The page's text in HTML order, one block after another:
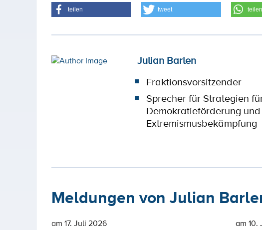
teilen tweet teilen
Julian Barlen
Fraktionsvorsitzender
Sprecher für Strategien
Demokratieförderung und
Extremismusbekämpfung
Meldungen von Julian
am 17. Juli 2026 am 10.